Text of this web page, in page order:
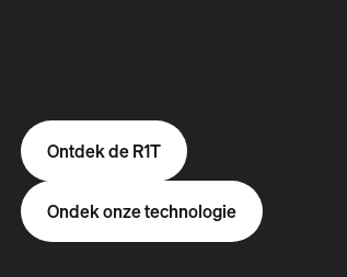
Ontdek de R1T
Ondek onze technologie